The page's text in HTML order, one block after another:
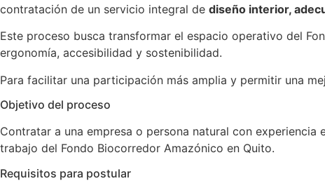
contratación de un servicio integral de diseño interior,
Este proceso busca transformar el espacio operativo del
ergonomía, accesibilidad y sostenibilidad.
Para facilitar una participación más amplia y permitir una
Objetivo del proceso
Contratar a una empresa o persona natural con
trabajo del Fondo Biocorredor Amazónico en Quito.
Requisitos para postular